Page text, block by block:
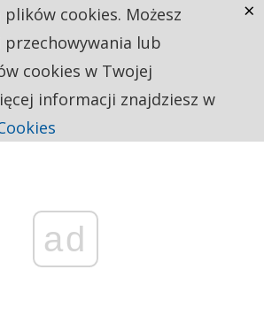
ad
cookies. Możesz
lub
cookies w Twojej
informacji znajdziesz w
×